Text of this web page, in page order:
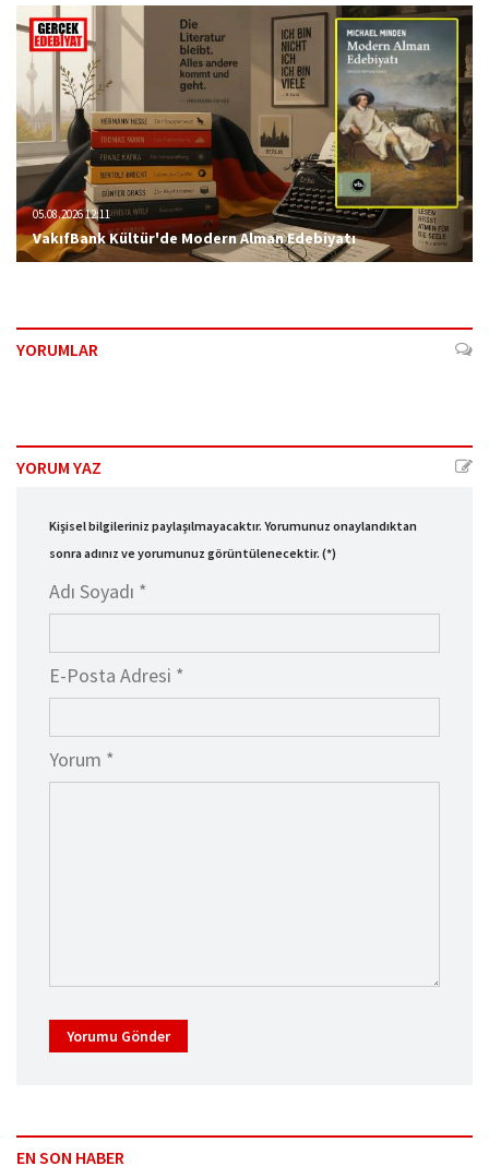
05.08.2026 12:11
VakıfBank Kültür'de Modern Alman Edebiyatı
YORUMLAR
YORUM YAZ
Kişisel bilgileriniz paylaşılmayacaktır. Yorumunuz onaylandıktan
sonra adınız ve yorumunuz görüntülenecektir. (*)
Adı Soyadı *
E-Posta Adresi *
Yorum *
Yorumu Gönder
EN SON HABER